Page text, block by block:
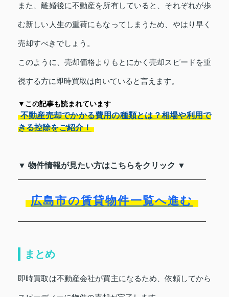
また、離婚後に不動産を所有していると、それぞれが歩
む新しい人生の重荷にもなってしまうため、やはり早く
売却すべきでしょう。
このように、売却価格よりもとにかく売却スピードを重
視する方に即時買取は向いていると言えます。
▼この記事も読まれています
不動産売却でかかる費用の種類とは？相場や利用で
きる控除をご紹介！
▼ 物件情報が見たい方はこちらをクリック ▼
広島市の賃貸物件一覧へ進む
まとめ
即時買取は不動産会社が買主になるため、依頼してから